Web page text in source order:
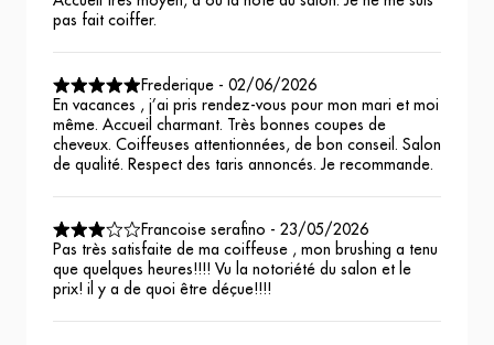
pas fait coiffer.
Frederique - 02/06/2026
En vacances , j’ai pris rendez-vous pour mon mari et moi
même. Accueil charmant. Très bonnes coupes de
cheveux. Coiffeuses attentionnées, de bon conseil. Salon
de qualité. Respect des taris annoncés. Je recommande.
Francoise serafino - 23/05/2026
Pas très satisfaite de ma coiffeuse , mon brushing a tenu
que quelques heures!!!! Vu la notoriété du salon et le
prix! il y a de quoi être déçue!!!!